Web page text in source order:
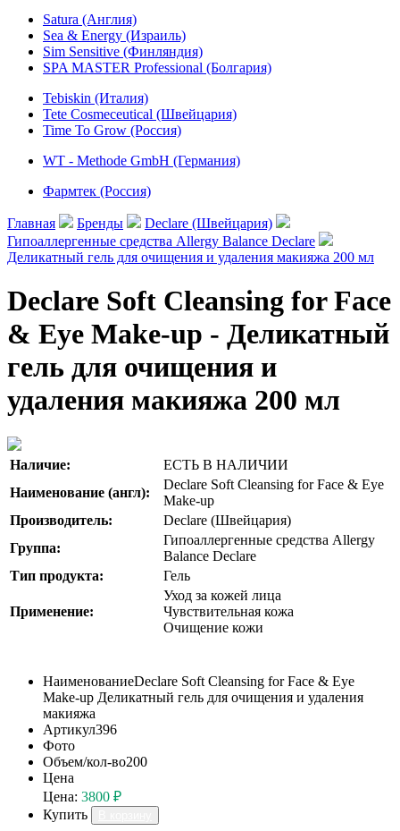
Satura (Англия)
Sea & Energy (Израиль)
Sim Sensitive (Финляндия)
SPA MASTER Professional (Болгария)
Tebiskin (Италия)
Tete Cosmeceutical (Швейцария)
Time To Grow (Россия)
WT - Methode GmbH (Германия)
Фармтек (Россия)
Главная Бренды
Declare (Швейцария)
Гипоаллергенные средства Allergy Balance Declare
Деликатный гель для очищения и удаления макияжа 200 мл
Declare Soft Cleansing for Face
& Eye Make-up - Деликатный
гель для очищения и
удаления макияжа 200 мл
Наличие:
ЕСТЬ В НАЛИЧИИ
Наименование (англ):
Declare Soft Cleansing for Face & Eye
Make-up
Производитель:
Declare (Швейцария)
Группа:
Гипоаллергенные средства Allergy
Balance Declare
Тип продукта:
Гель
Применение:
Уход за кожей лица
Чувствительная кожа
Очищение кожи
НаименованиеDeclare Soft Cleansing for Face & Eye
Make-up Деликатный гель для очищения и удаления
макияжа
Артикул396
Фото
Объем/кол-во200
Цена
Цена: 3800 ₽
Купить